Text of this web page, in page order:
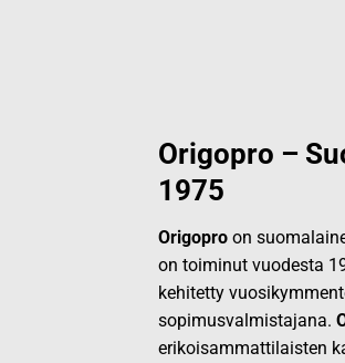
Origopro –
1975
Origopro on
on toiminut vuodesta
kehitetty
sopimusvalmistajana.
erikoisammattilaisten